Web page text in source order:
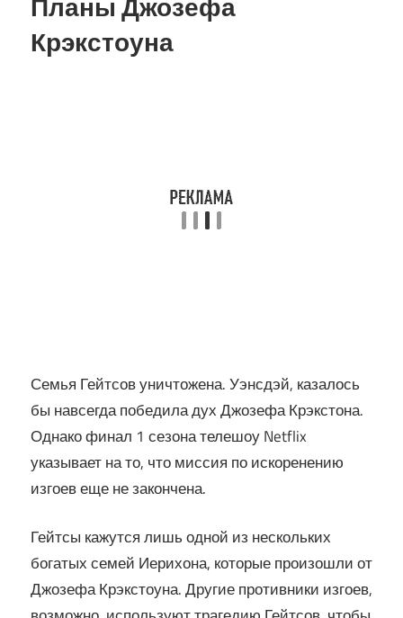
Крэкстоуна
Семья Гейтсов уничтожена. Уэнсдэй, казалось
бы навсегда победила дух Джозефа Крэкстона.
Однако финал 1 сезона телешоу Netflix
указывает на то, что миссия по искоренению
изгоев еще не закончена.
Гейтсы кажутся лишь одной из нескольких
богатых семей Иерихона, которые произошли от
Джозефа Крэкстоуна. Другие противники изгоев,